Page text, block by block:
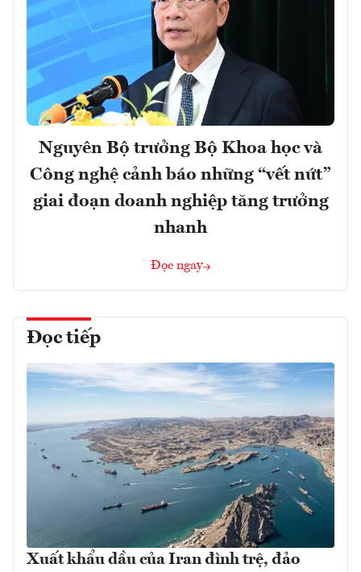
Nguyên Bộ trưởng Bộ Khoa học và
Công nghệ cảnh báo những “vết nứt”
giai đoạn doanh nghiệp tăng trưởng
nhanh
Đọc ngay
Đọc tiếp
Xuất khẩu dầu của Iran đình trệ, đảo